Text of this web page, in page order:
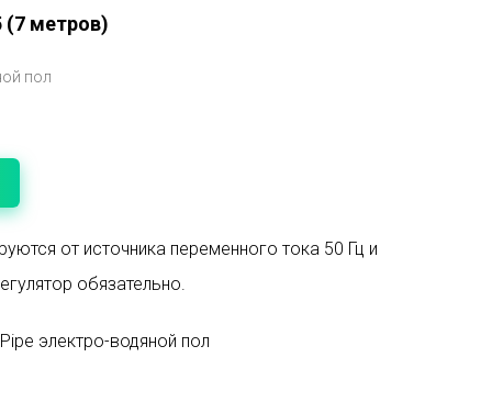
(7 метров)
пол
от источника переменного тока 50 Гц и
обязательно.
электро-водяной пол